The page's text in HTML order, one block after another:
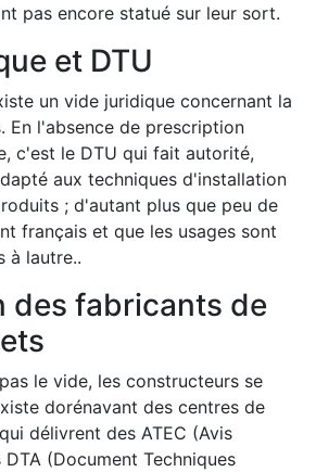
pas encore statué sur leur sort.
et DTU
un vide juridique concernant la
En l'absence de prescription
c'est le DTU qui fait autorité,
aux techniques d'installation
; d'autant plus que peu de
français et que les usages sont
lautre..
des fabricants de
le vide, les constructeurs se
dorénavant des centres de
délivrent des ATEC (Avis
(Document Techniques